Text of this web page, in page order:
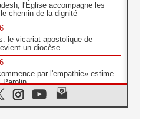
l'Église accompagne les
chemin de la dignité
le vicariat apostolique de
un diocèse
par l'empathie» estime
Parolin
«la paix ne s'achète pas avec